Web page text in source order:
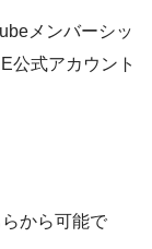
メンバーシッ
公式アカウント
から可能で